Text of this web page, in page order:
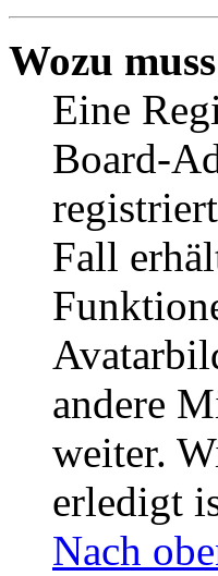
Wozu
Eine
Board-
Fall
andere
weiter.
erledigt
Nach